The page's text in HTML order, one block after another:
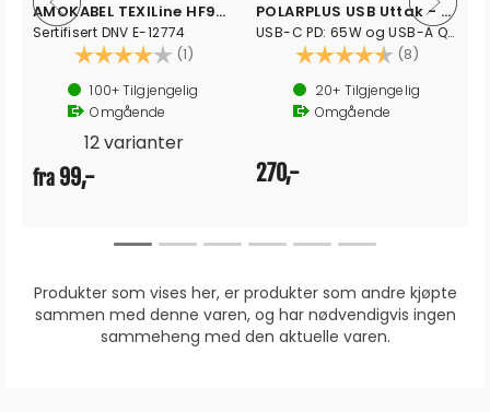
AMOKABEL TEXILine HF90 Kabel
Sertifisert DNV E-12774
Karakter: (1) 4.0 av 5 mulige
100+Tilgjengelig
Omgående
12 varianter
fra 99,-
POLARPLUS USB Uttak - Hurtiglader - 83W
USB-C PD: 65W og USB-A QC3.0: 18W
Karakter: (8)
20+ Tilgjengelig
Omgående
270,-
Produkter som vises her, er produkter som andre kjøpte
sammen med denne varen, og har nødvendigvis ingen
sammeheng med den aktuelle varen.